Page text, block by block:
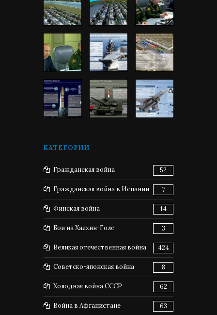
КАТЕГОРИИ
Гражданская война 52
Гражданская война в Испании 7
Финская война 14
Бои на Халхин-Голе 3
Великая отечественная война 424
Советско-японская война 8
Холодная война СССР 62
Война в Афганистане 63